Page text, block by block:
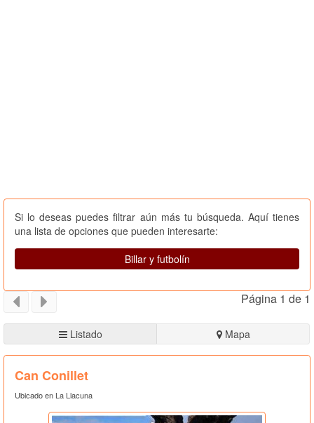
Si lo deseas puedes filtrar aún más tu búsqueda. Aquí tienes
una lista de opciones que pueden interesarte:
Billar y futbolín
Página 1 de 1
Listado Mapa
Can Conillet
Ubicado en La Llacuna